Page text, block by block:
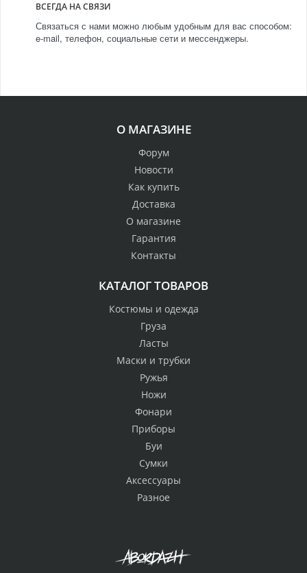
ВСЕГДА НА СВЯЗИ
Связаться с нами можно любым удобным для вас способом:
e-mail, телефон, социальные сети и мессенджеры.
О МАГАЗИНЕ
Форум
Новости
Как купить
Доставка
О магазине
Гарантия
Контакты
КАТАЛОГ ТОВАРОВ
Костюмы и одежда
Груза
Ласты
Маски и трубки
Ружья
Ножи
Фонари
Приборы
Буи
Сумки
Аксессуары
Разное